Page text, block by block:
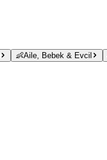
👶Aile, Bebek & Evcil